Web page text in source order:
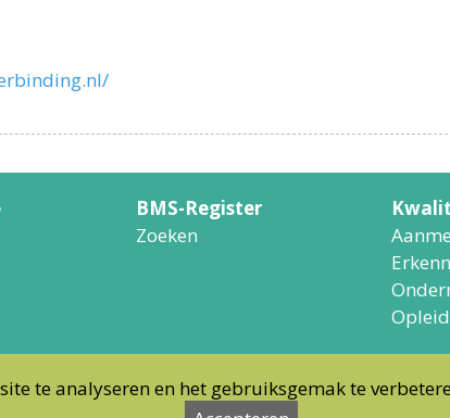
BMS-Register
Zoeken
te analyseren en het gebruiksgemak te